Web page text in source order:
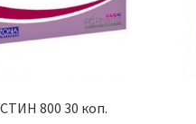
800 30 коп.